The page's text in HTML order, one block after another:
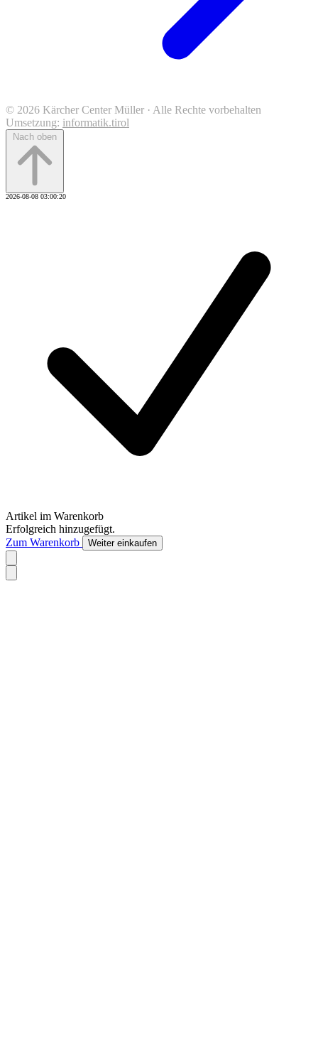
© 2026 Kärcher Center Müller · Alle Rechte vorbehalten
Umsetzung: informatik.tirol
Nach oben
2026-08-08 03:00:20
Artikel im Warenkorb
Erfolgreich hinzugefügt.
Zum Warenkorb
Weiter einkaufen